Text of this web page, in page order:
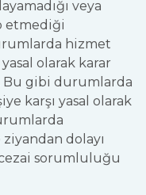
veya
etmediği
hizmet
olarak karar
Bu gibi durumlarda
karşı yasal olarak
dolayı
sorumluluğu